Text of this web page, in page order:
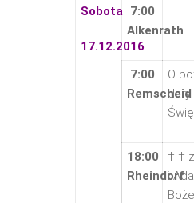
Sobota
17.12.2016
7:00
Alkenrath
7:00
Remscheid
O
dary
18:00
Rheindorf
† †
i
Boże